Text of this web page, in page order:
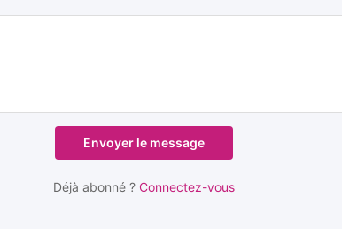
Envoyer le message
Déjà abonné ? Connectez-vous